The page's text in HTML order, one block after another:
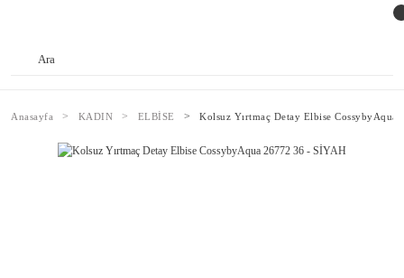
Anasayfa KADIN ELBİSE Kolsuz Yırtmaç Detay Elbise CossybyAqua